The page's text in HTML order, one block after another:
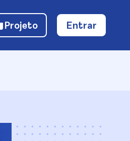
Projeto Entrar